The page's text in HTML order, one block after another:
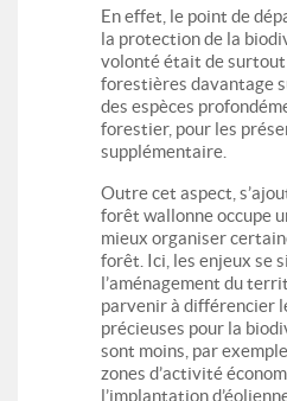
En effet, le point de
la protection de la
volonté était de
forestières davantage
des espèces
forestier, pour les
supplémentaire.
Outre cet aspect,
forêt wallonne occupe
mieux organiser
forêt. Ici, les enjeux se
l’aménagement du
parvenir à différencier
précieuses pour la
sont moins, par
zones d’activité
l’implantation